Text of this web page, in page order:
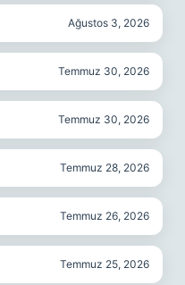
Ağustos 3, 2026
Temmuz 30, 2026
Temmuz 30, 2026
Temmuz 28, 2026
Temmuz 26, 2026
Temmuz 25, 2026